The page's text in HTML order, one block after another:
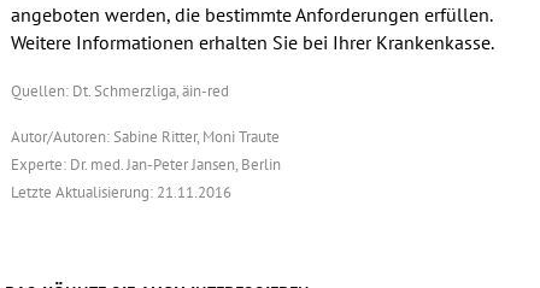
angeboten werden, die bestimmte Anforderungen erfüllen.
Weitere Informationen erhalten Sie bei Ihrer Krankenkasse.
Quellen:Dt. Schmerzliga, äin-red
Autor/Autoren: Sabine Ritter, Moni Traute
Experte: Dr. med. Jan-Peter Jansen, Berlin
Letzte Aktualisierung: 21.11.2016